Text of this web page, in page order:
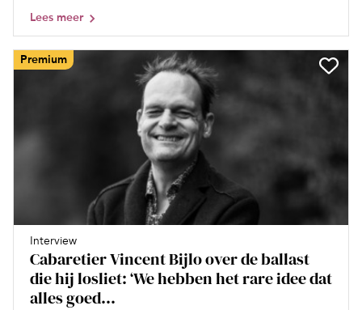
Lees meer
Premium
Interview
Cabaretier Vincent Bijlo over de ballast
die hij losliet: ‘We hebben het rare idee dat
alles goed...